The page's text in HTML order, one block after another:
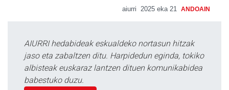
aiurri 2025 eka 21 ANDOAIN
AIURRI hedabideak eskualdeko nortasun hitzak
jaso eta zabaltzen ditu. Harpidedun eginda, tokiko
albisteak euskaraz lantzen dituen komunikabidea
babestuko duzu.